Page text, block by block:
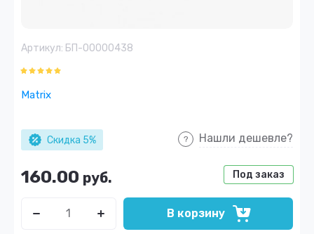
Артикул: БП-00000438
Matrix
Скидка 5% Нашли дешевле?
Под заказ
160.00 руб.
В корзину